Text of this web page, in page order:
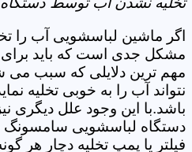
اگر ماشین لباسشویی آب را
مشکل جدی است که باید برای
مهم ترین دلایلی که سبب می
نتواند آب را به خوبی تخلیه
باشد.با این وجود علل دیگری
دستگاه لباسشویی سامسونگ
فیلتر یا پمپ تخلیه دچار هر